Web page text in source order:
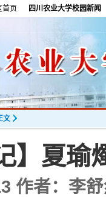
首页 四川农业大学校园新闻
文
】夏
作者：李